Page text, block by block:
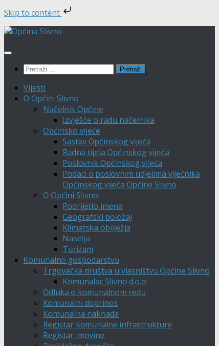
Skip to content
Skip
content
Pretraži:
Vijesti
O Općini Slivno
Načelnik Općine
Izvješće o radu načelnika
Općinsko vijeće
Sastav Općinskog vijeća
Radna tijela Općinskog vijeća
Poslovnik Općinskog vijeća
Podaci o poslovnim udjelima vijećnika
Općinskog vijeća Općine Slivno
O Općini Slivno
Podrijetlo imena
Geografski položaj
Klimatska obilježja
Naselja
Turizam
Komunalno gospodarstvo
Trgovačka društva u vlasništvu Općine Slivno
Komunalac Slivno d.o.o.
Odluka o komunalnom redu
Komunalni doprinos
Komunalna naknada
Registar komunalne infrastrukture
Registar imovine